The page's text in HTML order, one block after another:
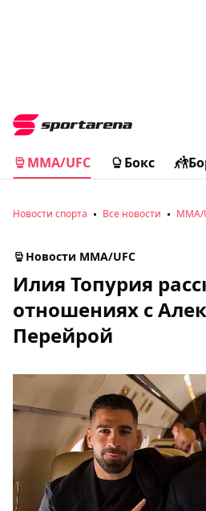
MMA/UFC Бокс
Новости спорта Все новости MMA/
Новости MMA/UFC
Илия Топурия
отношениях с
Перейрой